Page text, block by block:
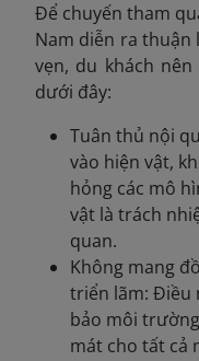
Để chuyến tham
Nam diễn ra
vẹn, du khách
dưới đây:
Tuân thủ nội
vào hiện vật,
hỏng các mô
vật là trách
quan.
Không mang
triển lãm: Điều
bảo môi
mát cho tất cả